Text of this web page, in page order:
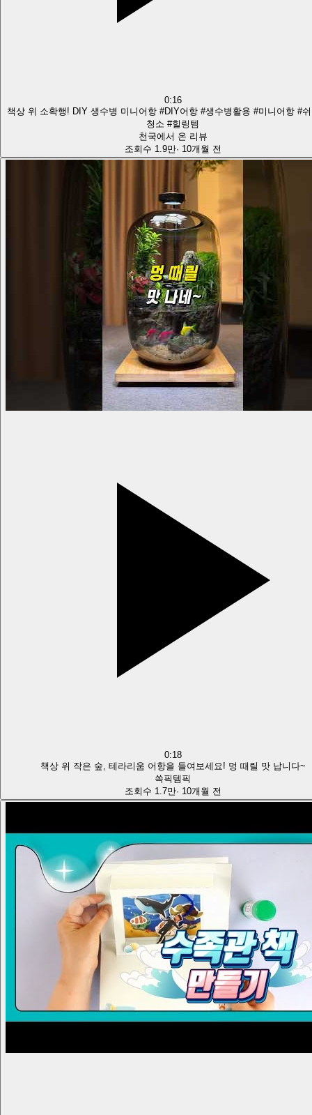
0:16
책상 위 소확행! DIY 생수병 미니어항 #DIY어항 #생수병활용 #미니어항 #
청소 #힐링템
천국에서 온 리뷰
조회수 1.9만· 10개월 전
0:18
책상 위 작은 숲, 테라리움 어항을 들여보세요! 멍 때릴 맛 납니다~
쏙픽템픽
조회수 1.7만· 10개월 전